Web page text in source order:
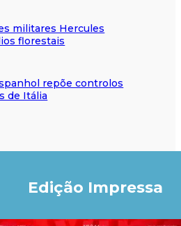
militares Hercules
florestais
repõe controlos
de Itália
Edição Impressa